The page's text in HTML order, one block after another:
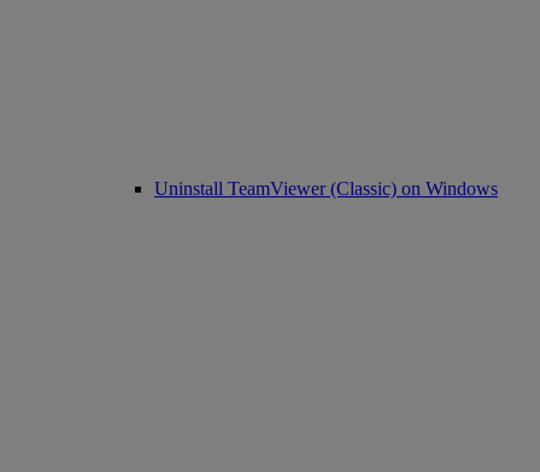
Uninstall TeamViewer (Classic) on Windows